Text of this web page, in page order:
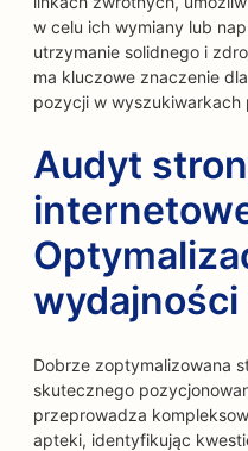
w celu ich wymiany lub
utrzymanie solidnego i
ma kluczowe znaczenie
pozycji w wyszukiwarkach
Audyt
Dobrze zoptymalizowana
skutecznego
przeprowadza
apteki, identyfikując